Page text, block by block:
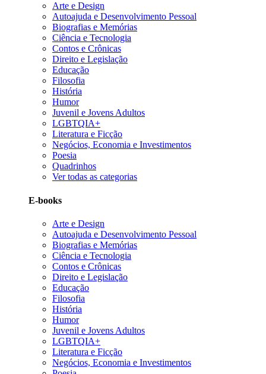
Arte e Design
Autoajuda e Desenvolvimento Pessoal
Biografias e Memórias
Ciência e Tecnologia
Contos e Crônicas
Direito e Legislação
Educação
Filosofia
História
Humor
Juvenil e Jovens Adultos
LGBTQIA+
Literatura e Ficção
Negócios, Economia e Investimentos
Poesia
Quadrinhos
Ver todas as categorias
E-books
Arte e Design
Autoajuda e Desenvolvimento Pessoal
Biografias e Memórias
Ciência e Tecnologia
Contos e Crônicas
Direito e Legislação
Educação
Filosofia
História
Humor
Juvenil e Jovens Adultos
LGBTQIA+
Literatura e Ficção
Negócios, Economia e Investimentos